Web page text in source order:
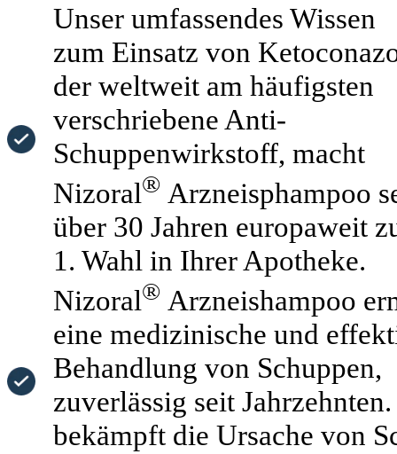
Unser umfassendes Wissen
zum Einsatz von
der weltweit am häufigsten
verschriebene Anti-
Schuppenwirkstoff, macht
Nizoral® Arzneisphampoo
über 30 Jahren europaweit
1. Wahl in Ihrer Apotheke.
Nizoral® Arzneishampoo
eine medizinische und
Behandlung von Schuppen,
zuverlässig seit Jahrzehnten.
bekämpft die Ursache von